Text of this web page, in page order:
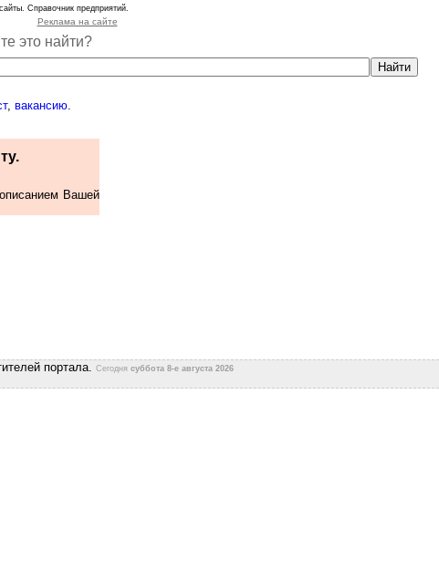
Справочник предприятий.
Реклама на сайте
это найти?
, вакансию.
Вашей
портала. Сегодня суббота 8-е августа 2026